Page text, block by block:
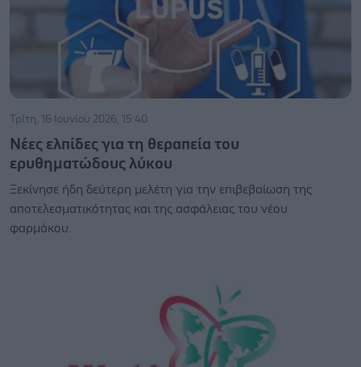
Τρίτη, 16 Ιουνίου 2026, 15:40
Νέες ελπίδες για τη θεραπεία του
ερυθηματώδους λύκου
Ξεκίνησε ήδη δεύτερη μελέτη για την επιβεβαίωση της
αποτελεσματικότητας και της ασφάλειας του νέου
φαρμάκου.